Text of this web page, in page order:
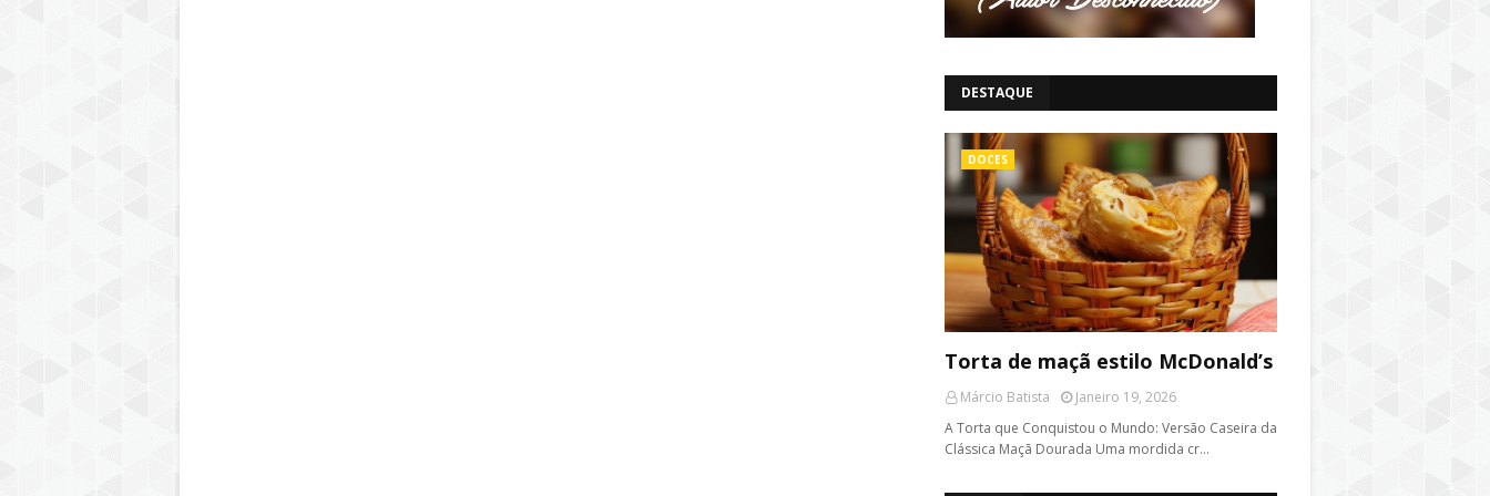
DESTAQUE
DOCES
Torta de maçã estilo McDonald’s
Márcio Batista
Janeiro 19, 2026
A Torta que Conquistou o Mundo: Versão Caseira da
Clássica Maçã Dourada Uma mordida cr…